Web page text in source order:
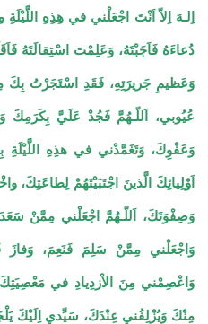
اِلـهَ اِلاّ اَنْتَ اجْعَلْني في هِذِهِ
دُعاءَهُ فَاَجَبْتَهُ، وَعَلِمْتَ اسْتِقالَتَهُ
وَعَظيمِ جَريرَتِهِ، فَقَدِ اسْتَجَرْتُ بِكَ
عُيُوبي، اَللّـهُمَّ فَجُدْ عَلَيَّ
وَعَفْوِكَ، وَتَغَمَّدْني في هذِهِ اللَّيْلَةِ
اَوْلِيائِكَ الَّذينَ اجْتَبَيْتَهُمْ لِطاعَتِكَ،
وَصِفْوَتَكَ، اَللّـهُمَّ اجْعَلْني مِمَّنْ
وَاجْعَلْني مِمَّنْ سَلِمَ فَنَعِمَ،
وَاعْصِمْني مِنَ الاْزدِيادِ في
مِنْكَ وَيُزْلِفُني عِنْدَكَ، سَيِّدي اِلَيْكَ